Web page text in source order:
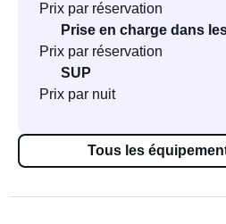
Prix par réservation
Prise en charge dans
Prix par réservation
SUP
Prix par nuit
Tous les